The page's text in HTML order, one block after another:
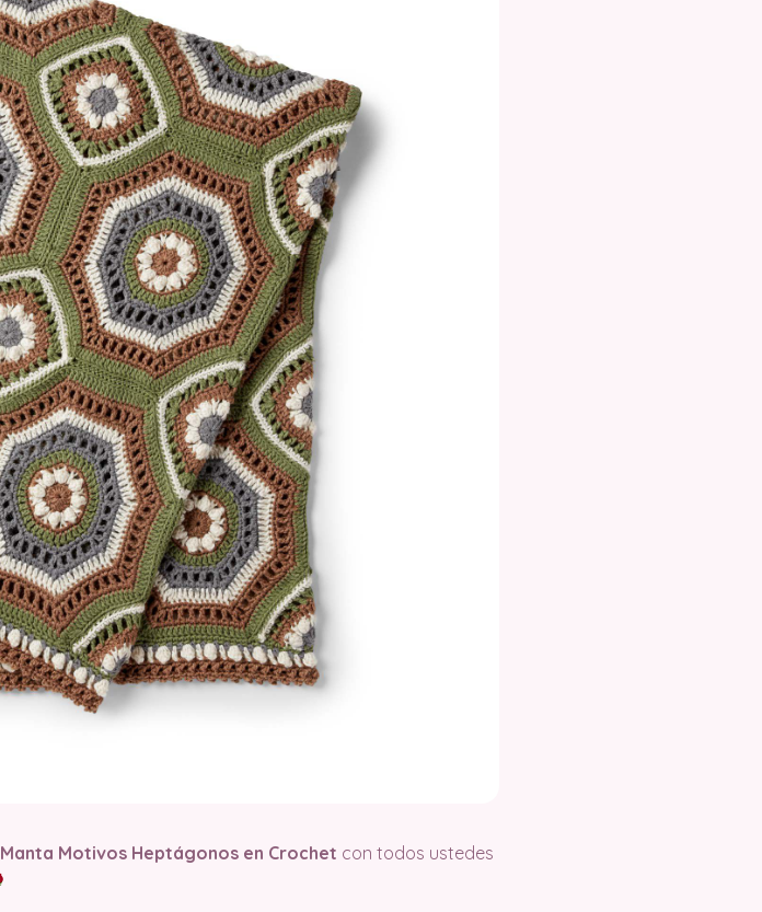
Manta Motivos Heptágonos en Crochet con todos ustedes